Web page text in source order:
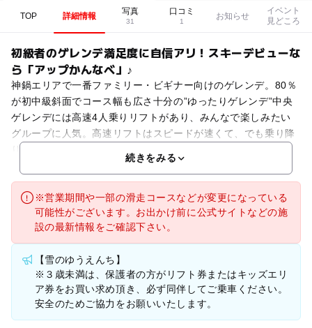
TOP 詳細情報 写真
31
口コミ
1
お知らせ
イベント
見どころ
初級者のゲレンデ満足度に自信アリ！スキーデビューな
ら「アップかんなべ」♪
神鍋エリアで一番ファミリー・ビギナー向けのゲレンデ。80％
が初中級斜面でコース幅も広さ十分の”ゆったりゲレンデ”中央
ゲレンデには高速4人乗りリフトがあり、みんなで楽しみたい
グループに人気。高速リフトはスピードが速くて、でも乗り降
りする時にはゆっくりになるので、安心・快適ですよ！場
続きをみる
※営業期間や一部の滑走コースなどが変更になっている
可能性がございます。お出かけ前に公式サイトなどの施
設の最新情報をご確認下さい。
【雪のゆうえんち】
※３歳未満は、保護者の方がリフト券またはキッズエリ
ア券をお買い求め頂き、必ず同伴してご乗車ください。
安全のためご協力をお願いいたします。